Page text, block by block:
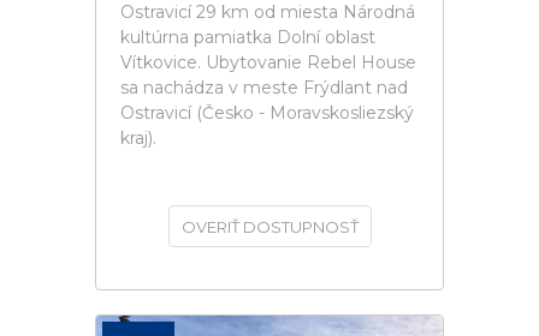
Ostravicí 29 km od miesta Národná
kultúrna pamiatka Dolní oblast
Vítkovice. Ubytovanie Rebel House
sa nachádza v meste Frýdlant nad
Ostravicí (Česko - Moravskosliezský
kraj).
OVERIŤ DOSTUPNOSŤ